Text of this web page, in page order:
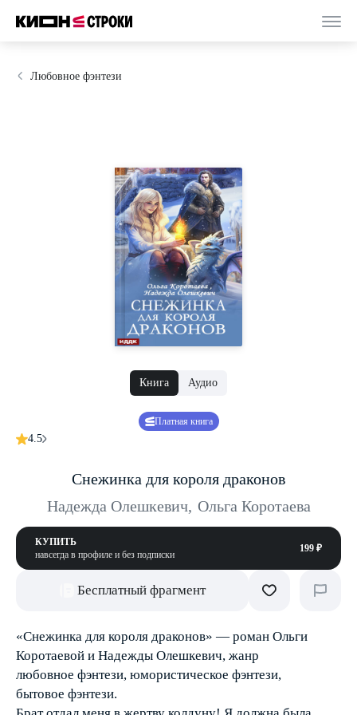
Любовное фэнтези
Книга Аудио
Платная книга
4.5
Снежинка для короля драконов
Надежда Олешкевич, Ольга Коротаева
КУПИТЬ
навсегда в профиле и без подписки
199 ₽
Бесплатный фрагмент
«Снежинка для короля драконов» — роман Ольги
Коротаевой и Надежды Олешкевич, жанр
любовное фэнтези, юмористическое фэнтези,
бытовое фэнтези.